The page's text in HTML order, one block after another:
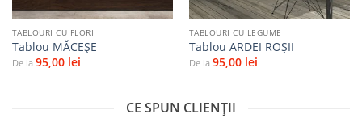
TABLOURI CU FLORI
Tablou MĂCEŞE
De la 95,00 lei
TABLOURI CU LEGUME
Tablou ARDEI ROŞII
De la 95,00 lei
CE SPUN CLIENȚII